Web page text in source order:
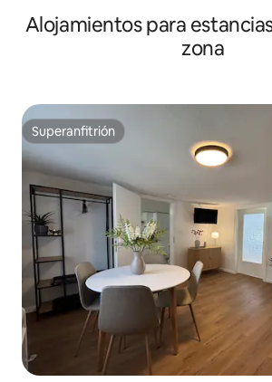
Alojamientos para
zona
Superanfitrión
Superanfitrión